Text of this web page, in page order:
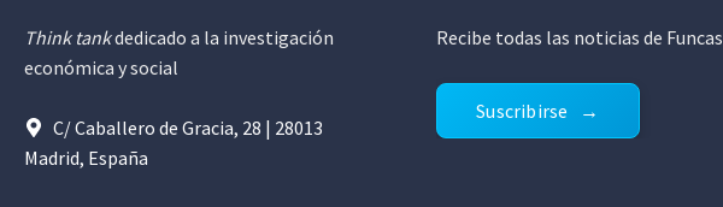
Think tankdedicado a la investigación
económica y social
C/ Caballero de Gracia, 28 | 28013
Madrid, España
Recibe todas las noticias de Funcas
Suscribirse